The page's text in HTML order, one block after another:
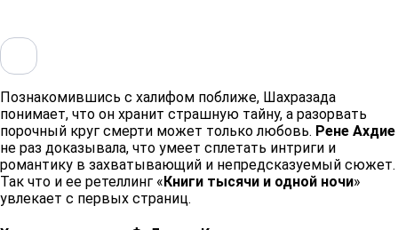
Познакомившись с халифом поближе, Шахразада
понимает, что он хранит страшную тайну, а разорвать
порочный круг смерти может только любовь. Рене Ахдие
не раз доказывала, что умеет сплетать интриги и
романтику в захватывающий и непредсказуемый сюжет.
Так что и ее ретеллинг «Книги тысячи и одной ночи»
увлекает с первых страниц. ​​